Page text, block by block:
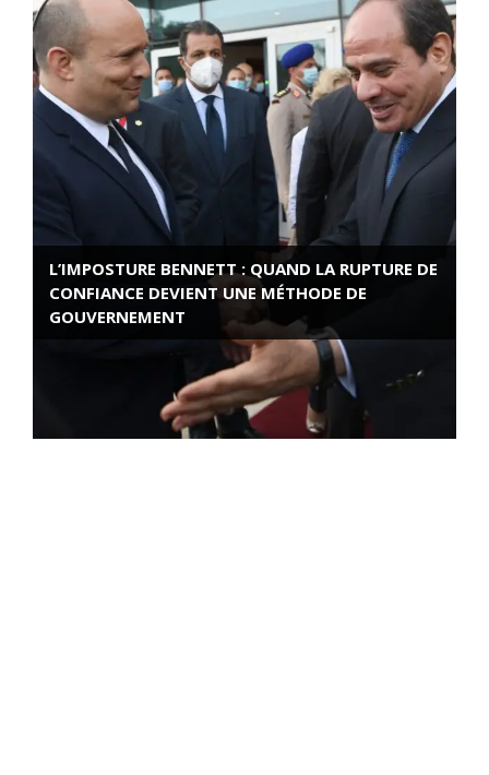
L’IMPOSTURE BENNETT : QUAND LA RUPTURE DE
CONFIANCE DEVIENT UNE MÉTHODE DE
GOUVERNEMENT
ROSE VALLAND, HEROÏNE DE LA RESISTANCE